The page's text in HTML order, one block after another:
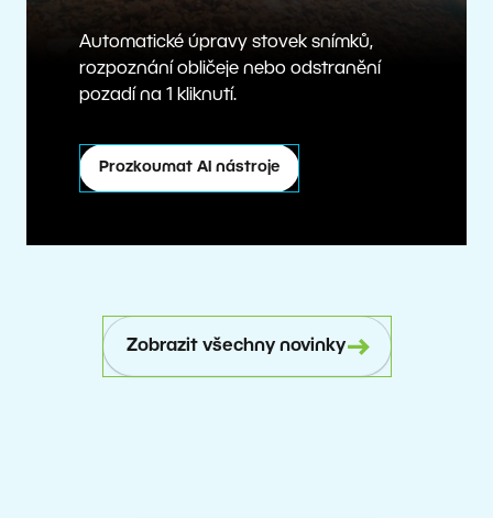
Automatické úpravy stovek snímků,
rozpoznání obličeje nebo odstranění
pozadí na 1 kliknutí.
Prozkoumat AI nástroje
Zobrazit všechny novinky